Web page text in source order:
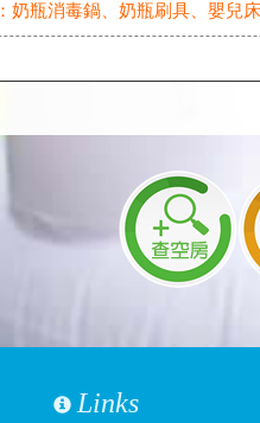
瓶消毒鍋、奶瓶刷具、嬰兒床
間雙人房兩間四人房？謝謝您
房型需求，需補差額＄2000元
時間有點久怕到時候人數會
房，人數增減都可以，如需要
定金這樣
Links